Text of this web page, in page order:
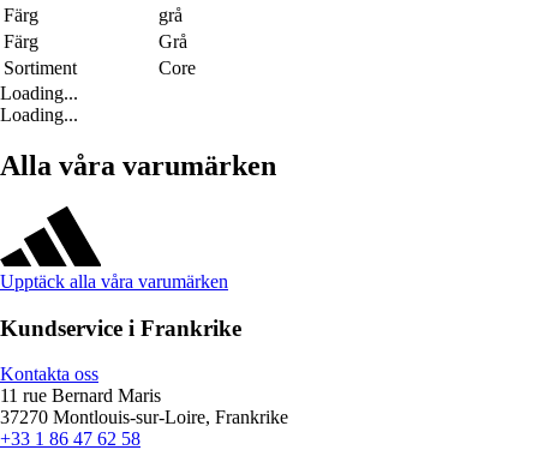
Färg
grå
Färg
Grå
Sortiment
Core
Loading...
Loading...
Alla våra varumärken
Upptäck alla våra varumärken
Kundservice i Frankrike
Kontakta oss
11 rue Bernard Maris
37270 Montlouis-sur-Loire, Frankrike
+33 1 86 47 62 58